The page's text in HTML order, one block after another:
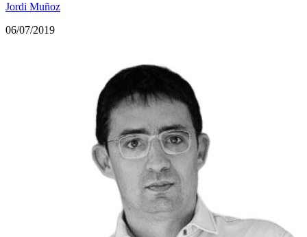
Jordi Muñoz
06/07/2019